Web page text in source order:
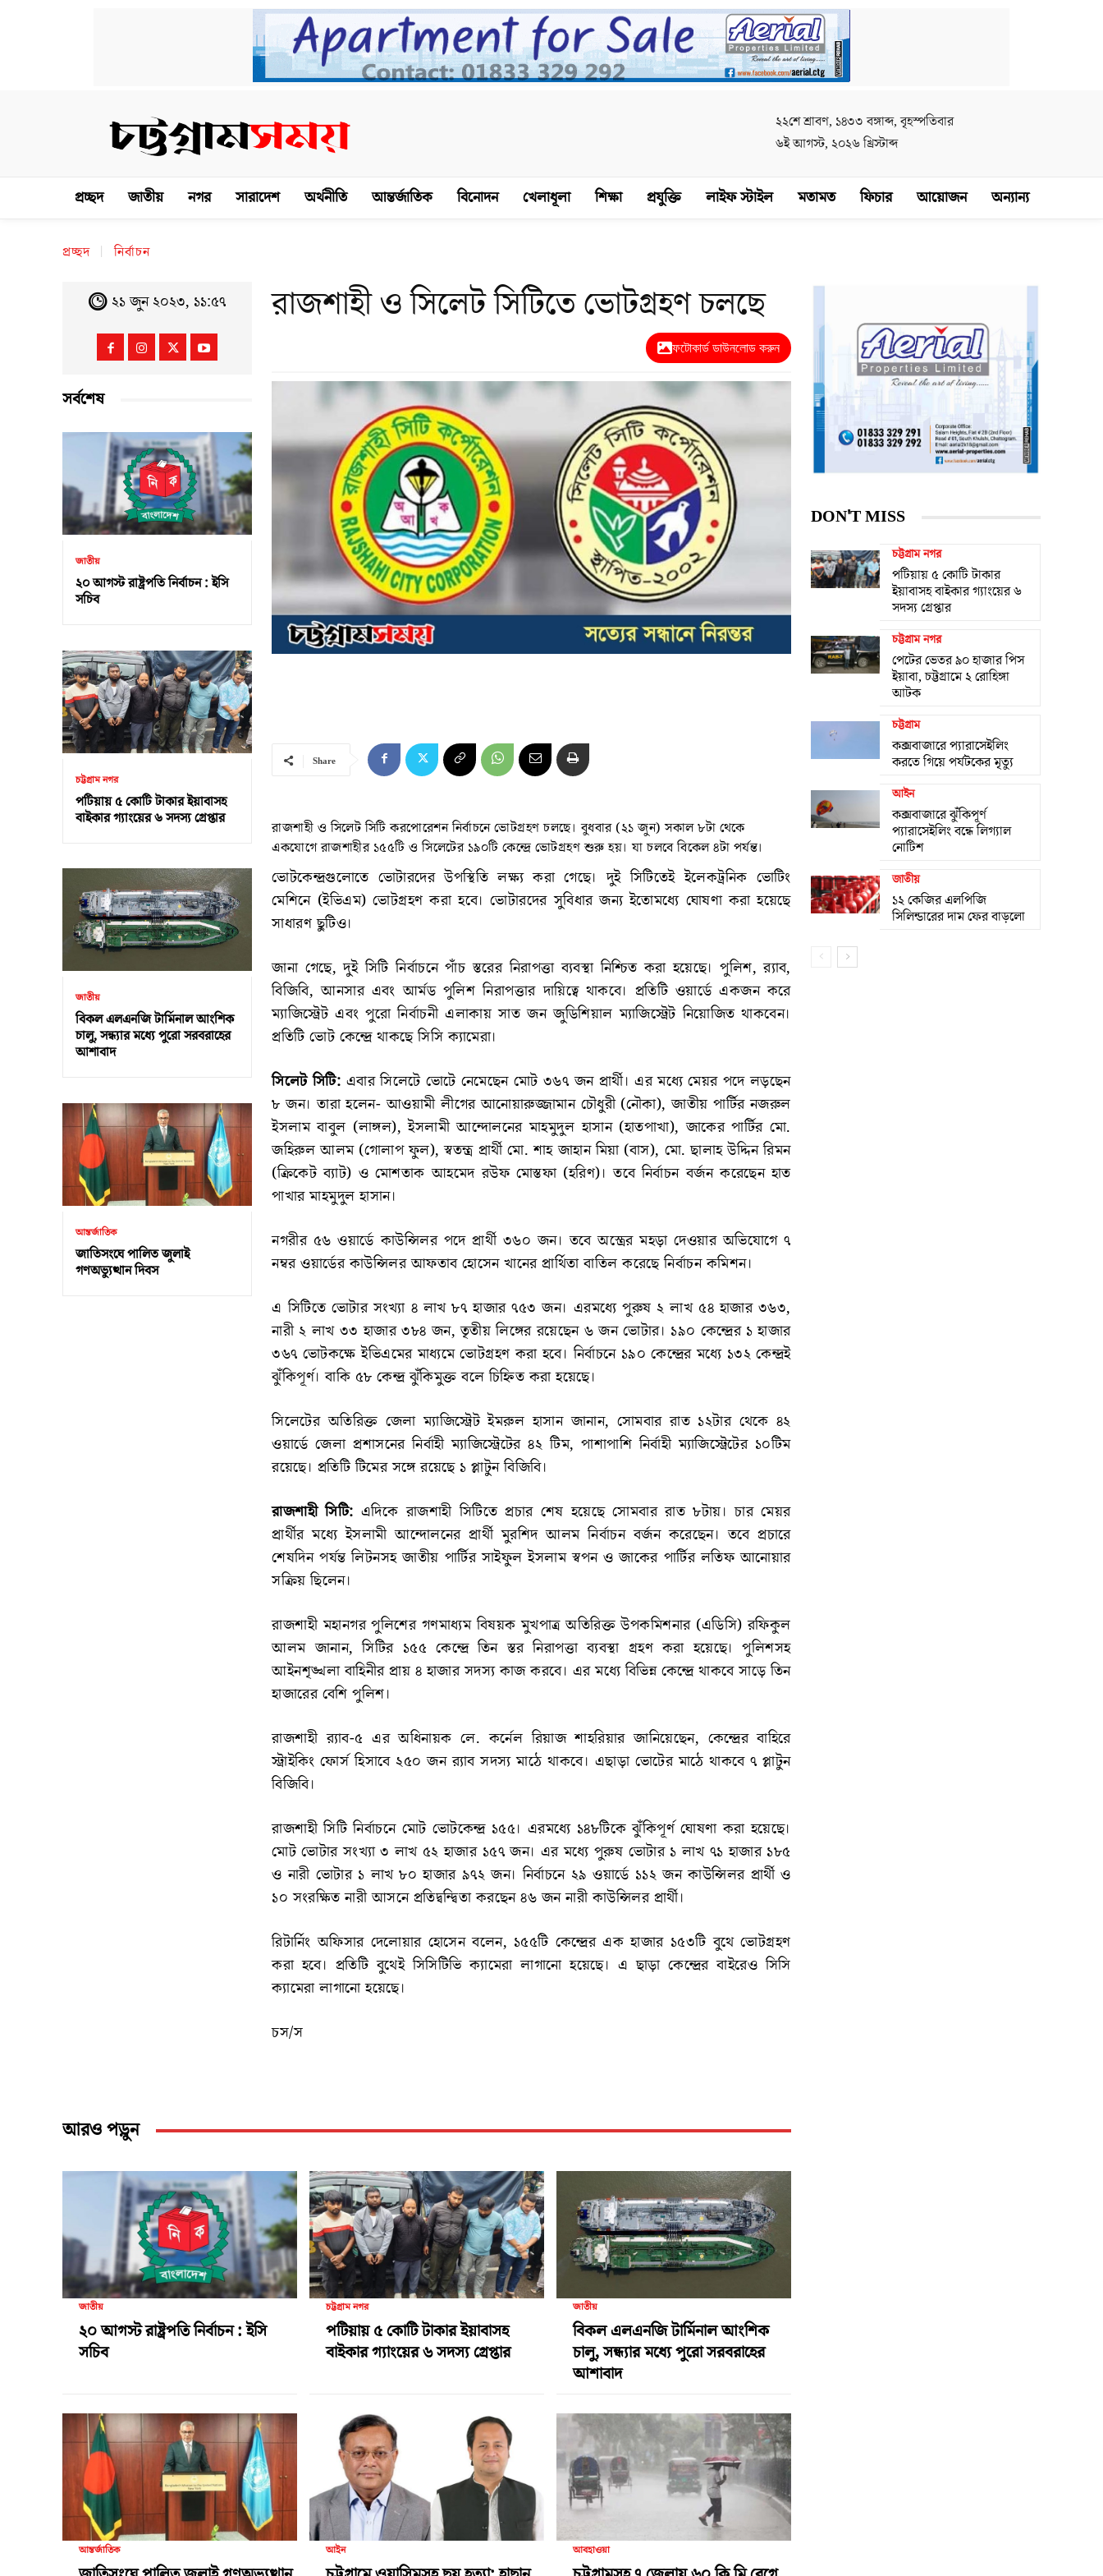
২২শে শ্রাবণ, ১৪৩৩ বঙ্গাব্দ, বৃহস্পতিবার
৬ই আগস্ট, ২০২৬ খ্রিস্টাব্দ
প্রচ্ছদ জাতীয় নগর সারাদেশ অর্থনীতি আন্তর্জাতিক বিনোদন খেলাধূলা শিক্ষা প্রযুক্তি লাইফ স্টাইল মতামত ফিচার আয়োজন অন্যান্য
প্রচ্ছদ নির্বাচন
২১ জুন ২০২৩, ১১:৫৭
সর্বশেষ
জাতীয়
২০ আগস্ট রাষ্ট্রপতি নির্বাচন : ইসি
সচিব
চট্টগ্রাম নগর
পটিয়ায় ৫ কোটি টাকার ইয়াবাসহ
বাইকার গ্যাংয়ের ৬ সদস্য গ্রেপ্তার
জাতীয়
বিকল এলএনজি টার্মিনাল আংশিক
চালু, সন্ধ্যার মধ্যে পুরো সরবরাহের
আশাবাদ
আন্তর্জাতিক
জাতিসংঘে পালিত জুলাই
গণঅভ্যুত্থান দিবস
রাজশাহী ও সিলেট সিটিতে ভোটগ্রহণ চলছে
ফটোকার্ড ডাউনলোড করুন
Share
রাজশাহী ও সিলেট সিটি করপোরেশন নির্বাচনে ভোটগ্রহণ চলছে। বুধবার (২১ জুন) সকাল ৮টা থেকে
একযোগে রাজশাহীর ১৫৫টি ও সিলেটের ১৯০টি কেন্দ্রে ভোটগ্রহণ শুরু হয়। যা চলবে বিকেল ৪টা পর্যন্ত।
ভোটকেন্দ্রগুলোতে ভোটারদের উপস্থিতি লক্ষ্য করা গেছে। দুই সিটিতেই ইলেকট্রনিক ভোটিং
মেশিনে (ইভিএম) ভোটগ্রহণ করা হবে। ভোটারদের সুবিধার জন্য ইতোমধ্যে ঘোষণা করা হয়েছে
সাধারণ ছুটিও।
জানা গেছে, দুই সিটি নির্বাচনে পাঁচ স্তরের নিরাপত্তা ব্যবস্থা নিশ্চিত করা হয়েছে। পুলিশ, র‌্যাব,
বিজিবি, আনসার এবং আর্মড পুলিশ নিরাপত্তার দায়িত্বে থাকবে। প্রতিটি ওয়ার্ডে একজন করে
ম্যাজিস্ট্রেট এবং পুরো নির্বাচনী এলাকায় সাত জন জুডিশিয়াল ম্যাজিস্ট্রেট নিয়োজিত থাকবেন।
প্রতিটি ভোট কেন্দ্রে থাকছে সিসি ক্যামেরা।
সিলেট সিটি: এবার সিলেটে ভোটে নেমেছেন মোট ৩৬৭ জন প্রার্থী। এর মধ্যে মেয়র পদে লড়ছেন
৮ জন। তারা হলেন- আওয়ামী লীগের আনোয়ারুজ্জামান চৌধুরী (নৌকা), জাতীয় পার্টির নজরুল
ইসলাম বাবুল (লাঙ্গল), ইসলামী আন্দোলনের মাহমুদুল হাসান (হাতপাখা), জাকের পার্টির মো.
জহিরুল আলম (গোলাপ ফুল), স্বতন্ত্র প্রার্থী মো. শাহ জাহান মিয়া (বাস), মো. ছালাহ উদ্দিন রিমন
(ক্রিকেট ব্যাট) ও মোশতাক আহমেদ রউফ মোস্তফা (হরিণ)। তবে নির্বাচন বর্জন করেছেন হাত
পাখার মাহমুদুল হাসান।
নগরীর ৫৬ ওয়ার্ডে কাউন্সিলর পদে প্রার্থী ৩৬০ জন। তবে অস্ত্রের মহড়া দেওয়ার অভিযোগে ৭
নম্বর ওয়ার্ডের কাউন্সিলর আফতাব হোসেন খানের প্রার্থিতা বাতিল করেছে নির্বাচন কমিশন।
এ সিটিতে ভোটার সংখ্যা ৪ লাখ ৮৭ হাজার ৭৫৩ জন। এরমধ্যে পুরুষ ২ লাখ ৫৪ হাজার ৩৬৩,
নারী ২ লাখ ৩৩ হাজার ৩৮৪ জন, তৃতীয় লিঙ্গের রয়েছেন ৬ জন ভোটার। ১৯০ কেন্দ্রের ১ হাজার
৩৬৭ ভোটকক্ষে ইভিএমের মাধ্যমে ভোটগ্রহণ করা হবে। নির্বাচনে ১৯০ কেন্দ্রের মধ্যে ১৩২ কেন্দ্রই
ঝুঁকিপূর্ণ। বাকি ৫৮ কেন্দ্র ঝুঁকিমুক্ত বলে চিহ্নিত করা হয়েছে।
সিলেটের অতিরিক্ত জেলা ম্যাজিস্ট্রেট ইমরুল হাসান জানান, সোমবার রাত ১২টার থেকে ৪২
ওয়ার্ডে জেলা প্রশাসনের নির্বাহী ম্যাজিস্ট্রেটের ৪২ টিম, পাশাপাশি নির্বাহী ম্যাজিস্ট্রেটের ১০টিম
রয়েছে। প্রতিটি টিমের সঙ্গে রয়েছে ১ প্লাটুন বিজিবি।
রাজশাহী সিটি: এদিকে রাজশাহী সিটিতে প্রচার শেষ হয়েছে সোমবার রাত ৮টায়। চার মেয়র
প্রার্থীর মধ্যে ইসলামী আন্দোলনের প্রার্থী মুরশিদ আলম নির্বাচন বর্জন করেছেন। তবে প্রচারে
শেষদিন পর্যন্ত লিটনসহ জাতীয় পার্টির সাইফুল ইসলাম স্বপন ও জাকের পার্টির লতিফ আনোয়ার
সক্রিয় ছিলেন।
রাজশাহী মহানগর পুলিশের গণমাধ্যম বিষয়ক মুখপাত্র অতিরিক্ত উপকমিশনার (এডিসি) রফিকুল
আলম জানান, সিটির ১৫৫ কেন্দ্রে তিন স্তর নিরাপত্তা ব্যবস্থা গ্রহণ করা হয়েছে। পুলিশসহ
আইনশৃঙ্খলা বাহিনীর প্রায় ৪ হাজার সদস্য কাজ করবে। এর মধ্যে বিভিন্ন কেন্দ্রে থাকবে সাড়ে তিন
হাজারের বেশি পুলিশ।
রাজশাহী র‌্যাব-৫ এর অধিনায়ক লে. কর্নেল রিয়াজ শাহরিয়ার জানিয়েছেন, কেন্দ্রের বাহিরে
স্ট্রাইকিং ফোর্স হিসাবে ২৫০ জন র‌্যাব সদস্য মাঠে থাকবে। এছাড়া ভোটের মাঠে থাকবে ৭ প্লাটুন
বিজিবি।
রাজশাহী সিটি নির্বাচনে মোট ভোটকেন্দ্র ১৫৫। এরমধ্যে ১৪৮টিকে ঝুঁকিপূর্ণ ঘোষণা করা হয়েছে।
মোট ভোটার সংখ্যা ৩ লাখ ৫২ হাজার ১৫৭ জন। এর মধ্যে পুরুষ ভোটার ১ লাখ ৭১ হাজার ১৮৫
ও নারী ভোটার ১ লাখ ৮০ হাজার ৯৭২ জন। নির্বাচনে ২৯ ওয়ার্ডে ১১২ জন কাউন্সিলর প্রার্থী ও
১০ সংরক্ষিত নারী আসনে প্রতিদ্বন্দ্বিতা করছেন ৪৬ জন নারী কাউন্সিলর প্রার্থী।
রিটার্নিং অফিসার দেলোয়ার হোসেন বলেন, ১৫৫টি কেন্দ্রের এক হাজার ১৫৩টি বুথে ভোটগ্রহণ
করা হবে। প্রতিটি বুথেই সিসিটিভি ক্যামেরা লাগানো হয়েছে। এ ছাড়া কেন্দ্রের বাইরেও সিসি
ক্যামেরা লাগানো হয়েছে।
চস/স
আরও পড়ুন
জাতীয়
২০ আগস্ট রাষ্ট্রপতি নির্বাচন : ইসি
সচিব
চট্টগ্রাম নগর
পটিয়ায় ৫ কোটি টাকার ইয়াবাসহ
বাইকার গ্যাংয়ের ৬ সদস্য গ্রেপ্তার
জাতীয়
বিকল এলএনজি টার্মিনাল আংশিক
চালু, সন্ধ্যার মধ্যে পুরো সরবরাহের
আশাবাদ
আন্তর্জাতিক আইন আবহাওয়া
DON'T MISS
চট্টগ্রাম নগর
পটিয়ায় ৫ কোটি টাকার
ইয়াবাসহ বাইকার গ্যাংয়ের ৬
সদস্য গ্রেপ্তার
চট্টগ্রাম নগর
পেটের ভেতর ৯০ হাজার পিস
ইয়াবা, চট্টগ্রামে ২ রোহিঙ্গা
আটক
চট্টগ্রাম
কক্সবাজারে প্যারাসেইলিং
করতে গিয়ে পর্যটকের মৃত্যু
আইন
কক্সবাজারে ঝুঁকিপূর্ণ
প্যারাসেইলিং বন্ধে লিগ্যাল
নোটিশ
জাতীয়
১২ কেজির এলপিজি
সিলিন্ডারের দাম ফের বাড়লো